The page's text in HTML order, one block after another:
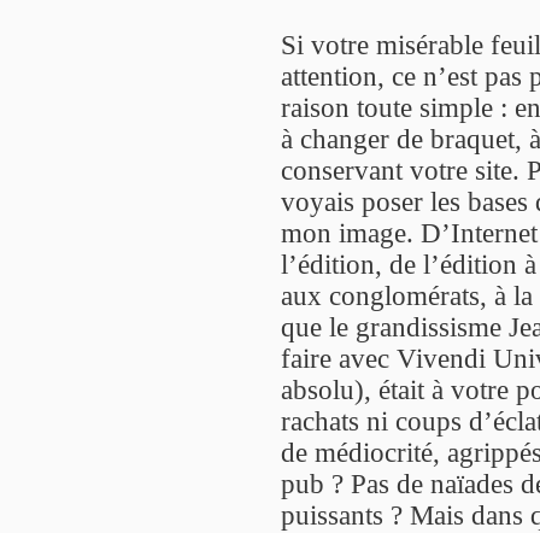
Si votre misérable
attention, ce n’est
raison toute simple :
à changer de braquet,
conservant votre site.
voyais poser les
mon image.
l’édition, de l’édition
aux conglomérats, à
que le grandissisme
faire avec Vivendi
absolu), était à votre
rachats ni coups
de médiocrité,
pub ? Pas de naïades
puissants ? Mais